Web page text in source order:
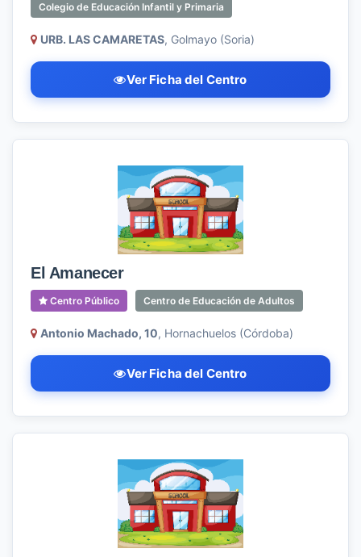
Colegio de Educación Infantil y Primaria
URB. LAS CAMARETAS, Golmayo (Soria)
Ver Ficha del Centro
El Amanecer
Centro Público Centro de Educación de Adultos
Antonio Machado, 10, Hornachuelos (Córdoba)
Ver Ficha del Centro